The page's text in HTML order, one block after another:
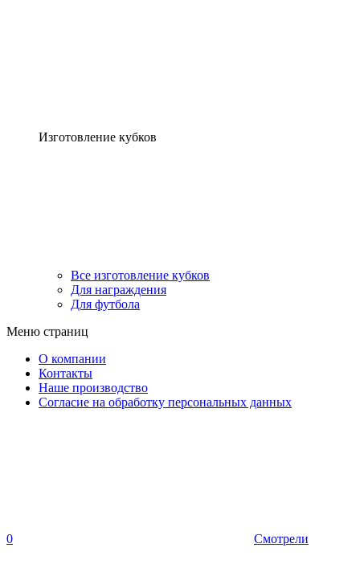
Изготовление кубков
Все изготовление кубков
Для награждения
Для футбола
Меню страниц
О компании
Контакты
Наше производство
Согласие на обработку персональных данных
0 Смотрели